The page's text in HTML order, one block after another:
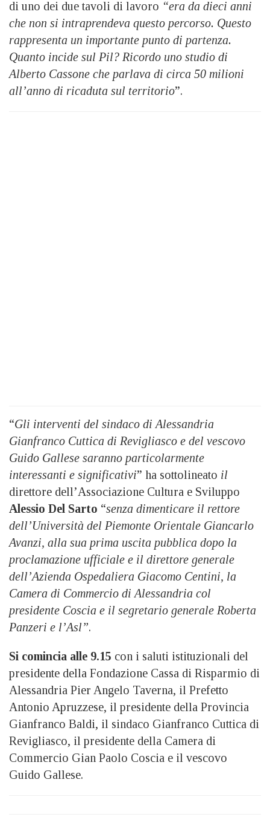
di uno dei due tavoli di lavoro “era da dieci anni
che non si intraprendeva questo percorso. Questo
rappresenta un importante punto di partenza.
Quanto incide sul Pil? Ricordo uno studio di
Alberto Cassone che parlava di circa 50 milioni
all’anno di ricaduta sul territorio”.
“Gli interventi del sindaco di Alessandria
Gianfranco Cuttica di Revigliasco e del vescovo
Guido Gallese saranno particolarmente
interessanti e significativi” ha sottolineato il
direttore dell’Associazione Cultura e Sviluppo
Alessio Del Sarto “senza dimenticare il rettore
dell’Università del Piemonte Orientale Giancarlo
Avanzi, alla sua prima uscita pubblica dopo la
proclamazione ufficiale e il direttore generale
dell’Azienda Ospedaliera Giacomo Centini, la
Camera di Commercio di Alessandria col
presidente Coscia e il segretario generale Roberta
Panzeri e l’Asl”.
Si comincia alle 9.15 con i saluti istituzionali del
presidente della Fondazione Cassa di Risparmio di
Alessandria Pier Angelo Taverna, il Prefetto
Antonio Apruzzese, il presidente della Provincia
Gianfranco Baldi, il sindaco Gianfranco Cuttica di
Revigliasco, il presidente della Camera di
Commercio Gian Paolo Coscia e il vescovo
Guido Gallese.